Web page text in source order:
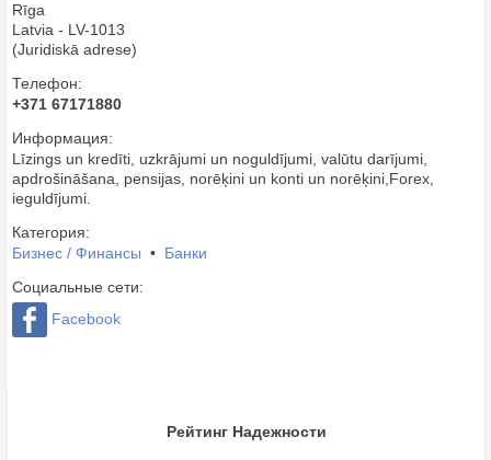
Rīga
Latvia - LV-1013
(Juridiskā adrese)
Телефон:
+371 67171880
Информация:
Līzings un kredīti, uzkrājumi un noguldījumi, valūtu darījumi,
apdrošināšana, pensijas, norēķini un konti un norēķini,Forex,
ieguldījumi.
Категория:
Бизнес / Финансы • Банки
Социальные сети:
Facebook
Рейтинг Надежности